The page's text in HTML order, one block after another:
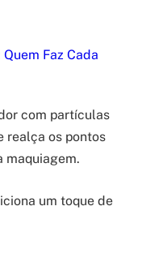
Faz Cada
com partículas
realça os pontos
maquiagem.
um toque de